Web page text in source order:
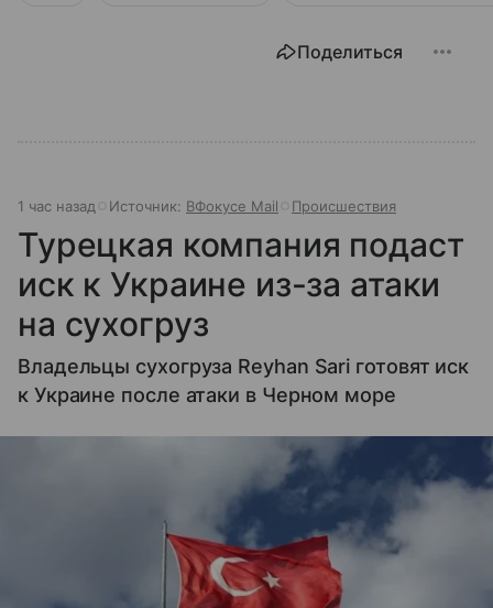
Поделиться
1 час назад Источник: ВФокусе Mail Происшествия
Турецкая компания подаст
иск к Украине из-за атаки
на сухогруз
Владельцы сухогруза Reyhan Sari готовят иск
к Украине после атаки в Черном море